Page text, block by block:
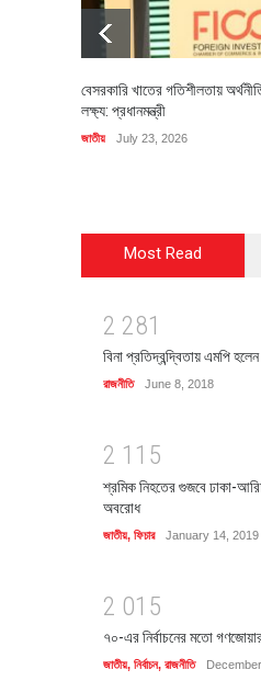
বেসরকারি খাতের গতিশীলতায়
লক্ষ্য: প্রধানমন্ত্রী
জাতীয় July 23, 2026
Most Read
2 281
বিনা প্রতিদ্বন্দ্বিতায় এমপি
রাজনীতি June 8, 2018
2 1 1 5
শ্রমিক নিহতের গুজবে ঢাকা-
অবরোধ
জাতীয়, ফিচার January 14, 2019
2 01 5
৭০-এর নির্বাচনের মতো গণজোয়ার
জাতীয়, নির্বাচন, রাজনীতি